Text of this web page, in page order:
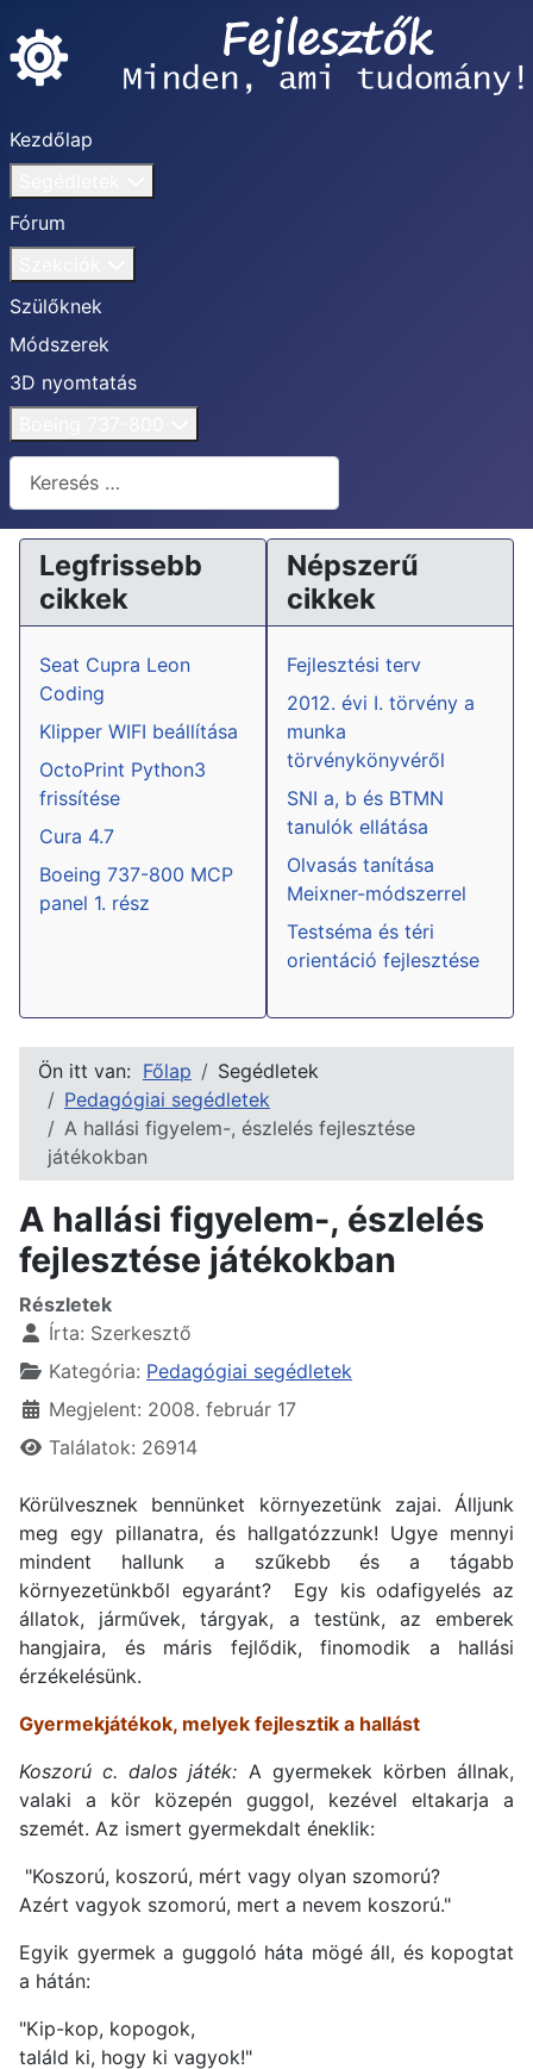
Kezdőlap
Fórum
Szülőknek
Módszerek
3D nyomtatás
Keresés...
Legfrissebb
cikkek
Seat Cupra Leon
Coding
Klipper WIFI beállítása
OctoPrint Python3
frissítése
Cura 4.7
Boeing 737-800 MCP
panel 1. rész
Népszerű
cikkek
Fejlesztési terv
2012. évi I. törvény a
munka
törvénykönyvéről
SNI a, b és BTMN
tanulók ellátása
Olvasás tanítása
Meixner-módszerrel
Testséma és téri
orientáció fejlesztése
Ön itt van: Főlap
Segédletek
Pedagógiai segédletek
A hallási figyelem-, észlelés fejlesztése
játékokban
A hallási figyelem-, észlelés
fejlesztése játékokban
Részletek
Írta: Szerkesztő
Kategória: Pedagógiai segédletek
Megjelent: 2008. február 17
Találatok: 26914
Körülvesznek bennünket környezetünk zajai. Álljunk
meg egy pillanatra, és hallgatózzunk! Ugye mennyi
mindent hallunk a szűkebb és a tágabb
környezetünkből egyaránt? Egy kis odafigyelés az
állatok, járművek, tárgyak, a testünk, az emberek
hangjaira, és máris fejlődik, finomodik a hallási
érzékelésünk.
Gyermekjátékok, melyek fejlesztik a hallást
Koszorú c. dalos játék: A gyermekek körben állnak,
valaki a kör közepén guggol, kezével eltakarja a
szemét. Az ismert gyermekdalt éneklik:
"Koszorú, koszorú, mért vagy olyan szomorú?
Azért vagyok szomorú, mert a nevem koszorú."
Egyik gyermek a guggoló háta mögé áll, és kopogtat
a hátán:
"Kip-kop, kopogok,
találd ki, hogy ki vagyok!"